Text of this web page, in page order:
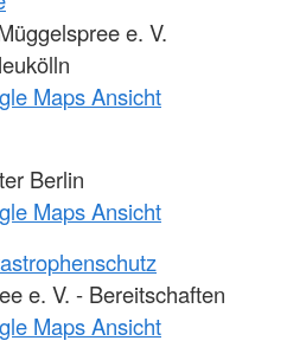
e. V.
Maps Ansicht
Berlin
Maps Ansicht
e. V. - Bereitschaften
Maps Ansicht